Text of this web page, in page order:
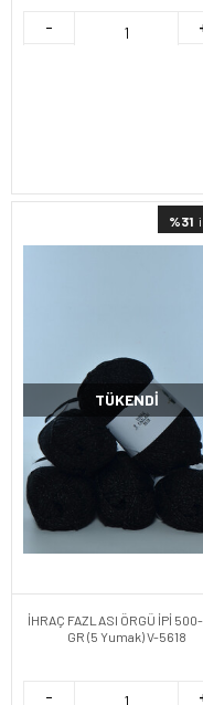
%31
TÜKENDI
İHRAÇ FAZLASI ÖRGÜ İPİ
GR (5 Yumak) V-5618